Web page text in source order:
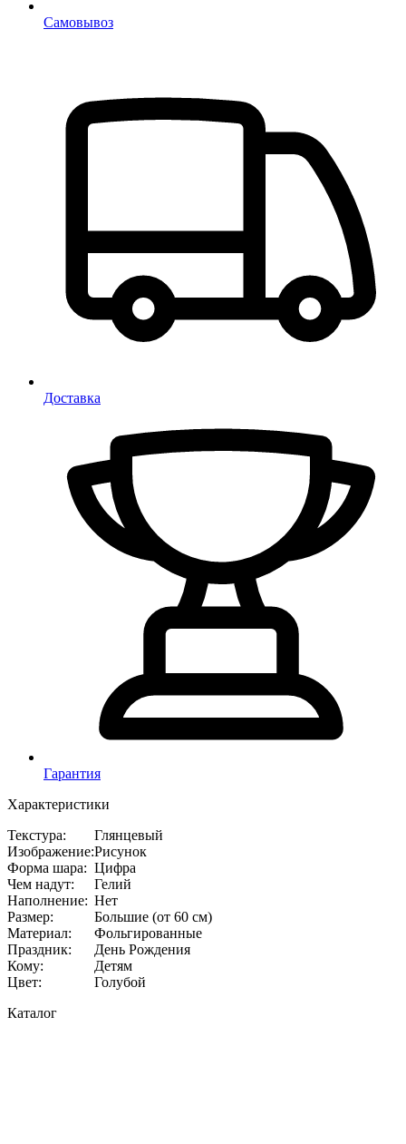
Самовывоз
Доставка
Гарантия
Характеристики
Текстура:
Глянцевый
Изображение:Рисунок
Форма шара: Цифра
Чем надут:
Гелий
Наполнение: Нет
Размер:
Большие (от 60 см)
Материал:
Фольгированные
Праздник:
День Рождения
Кому:
Детям
Цвет:
Голубой
Каталог